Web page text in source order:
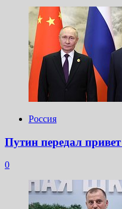
Россия
Путин передал
0